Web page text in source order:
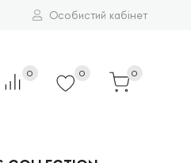
Особистий кабінет
0 0 0